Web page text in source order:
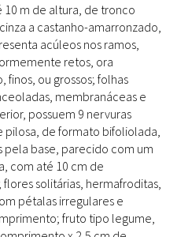
m de altura, de tronco
a castanho-amarronzado,
acúleos nos ramos,
retos, ora
ou grossos; folhas
membranáceas e
possuem 9 nervuras
de formato bifoliolada,
pela base, parecido com um
com até 10 cm de
solitárias, hermafroditas,
pétalas irregulares e
fruto tipo legume,